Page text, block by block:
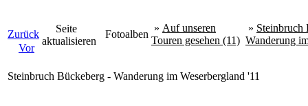
Zurück
Vor
Seite
aktualisieren
Fotoalben
» Auf unseren
Touren gesehen (11)
» Steinbruch
Wanderung
Steinbruch Bückeberg - Wanderung im Weserbergland '11